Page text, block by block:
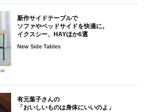
新作サイドテーブルで
ソファやベッドサイドを快適に。
イクスシー、HAYほか6選
New Side Tables
有元葉子さんの
「おいしいものは身体にいいのよ」